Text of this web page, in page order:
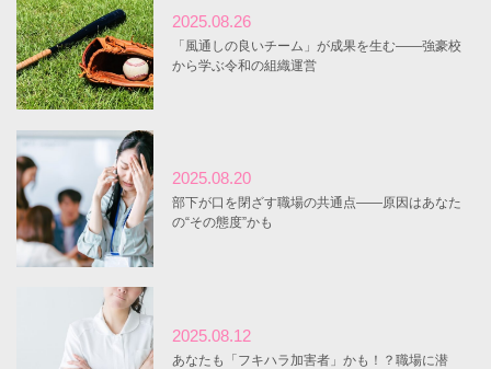
2025.08.26
「風通しの良いチーム」が成果を生む――強豪校
から学ぶ令和の組織運営
2025.08.20
部下が口を閉ざす職場の共通点――原因はあなた
の“その態度”かも
2025.08.12
あなたも「フキハラ加害者」かも！？職場に潜